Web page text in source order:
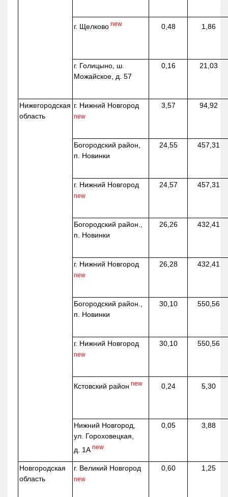
г. Щелково new 0,48 1,86
г. Голицыно, ш.
Можайское, д. 57
0,16 21,03
Нижегородская
область
г. Нижний Новгород
new
3,57 94,92
Богородский район,
п. Новинки
24,55 457,31
г. Нижний Новгород
new
24,57 457,31
Богородский район.,
п. Новинки
26,26 432,41
г. Нижний Новгород
new
26,28 432,41
Богородский район.,
п. Новинки
30,10 550,56
г. Нижний Новгород
new
30,10 550,56
Кстовский район new 0,24 5,30
Нижний Новгород,
ул. Гороховецкая,
д. 1А new
0,05 3,88
Новгородская
область
г. Великий Новгород
new
0,60 1,25